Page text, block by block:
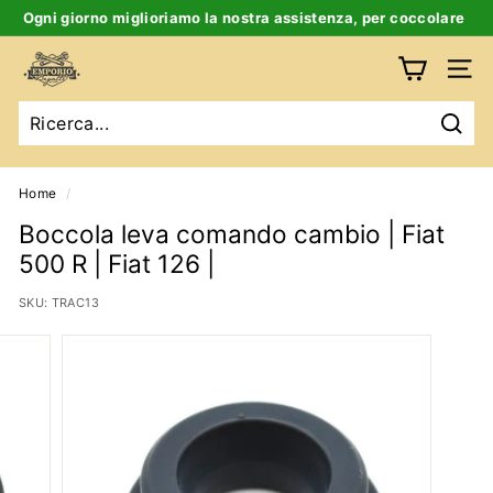
Salta
al
contenuto
Ogni giorno miglioriamo la nostra assistenza, per coccolare
te e la tua auto d’epoca
E
m
p
r
i
o
B
i
g
Home /
Boccola leva comando cambio | Fiat
500 R | Fiat 126 |
SKU: TRAC13